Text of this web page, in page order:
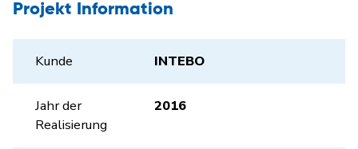
Projekt Information
Kunde INTEBO
Jahr der
Realisierung
2016